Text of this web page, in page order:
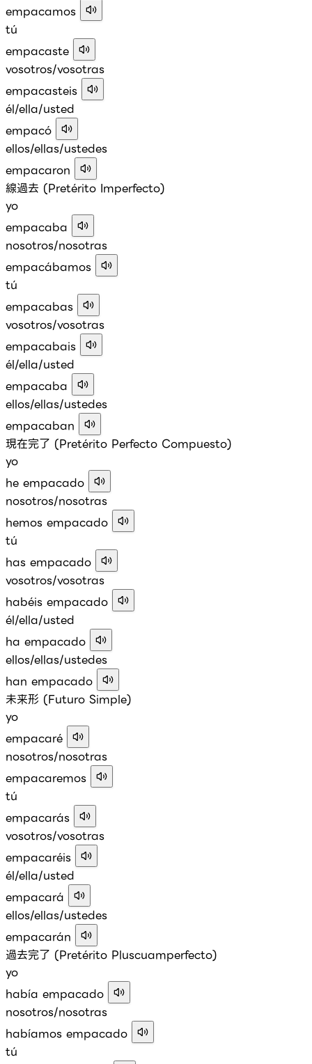
empacamos
tú
empacaste
vosotros/vosotras
empacasteis
él/ella/usted
empacó
ellos/ellas/ustedes
empacaron
線過去 (Pretérito Imperfecto)
yo
empacaba
nosotros/nosotras
empacábamos
tú
empacabas
vosotros/vosotras
empacabais
él/ella/usted
empacaba
ellos/ellas/ustedes
empacaban
現在完了 (Pretérito Perfecto Compuesto)
yo
he empacado
nosotros/nosotras
hemos empacado
tú
has empacado
vosotros/vosotras
habéis empacado
él/ella/usted
ha empacado
ellos/ellas/ustedes
han empacado
未来形 (Futuro Simple)
yo
empacaré
nosotros/nosotras
empacaremos
tú
empacarás
vosotros/vosotras
empacaréis
él/ella/usted
empacará
ellos/ellas/ustedes
empacarán
過去完了 (Pretérito Pluscuamperfecto)
yo
había empacado
nosotros/nosotras
habíamos empacado
tú